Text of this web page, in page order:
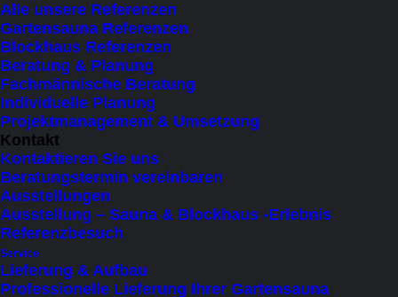
Alle unsere Referenzen
Gartensauna Referenzen
Blockhaus Referenzen
Beratung & Planung
Fachmännische Beratung
Individuelle Planung
Projektmanagement & Umsetzung
Kontakt
Kontaktieren Sie uns
Beratungstermin vereinbaren
Ausstellungen
Ausstellung – Sauna & Blockhaus -Erlebnis
Referenzbesuch
Service
Lieferung & Aufbau
Professionelle Lieferung Ihrer Gartensauna
Ausführung Innenleben
Zurücksetzen
Unwiderstehliches
Badefass
mit
Ofen
aus
heimischem
Lärchenholz
(1,5
In den Warenkorb
Haben Sie Fragen?
Genießen Sie wohltuende Wärme unter freiem
Himmel. Das Badefass mit Ofen aus